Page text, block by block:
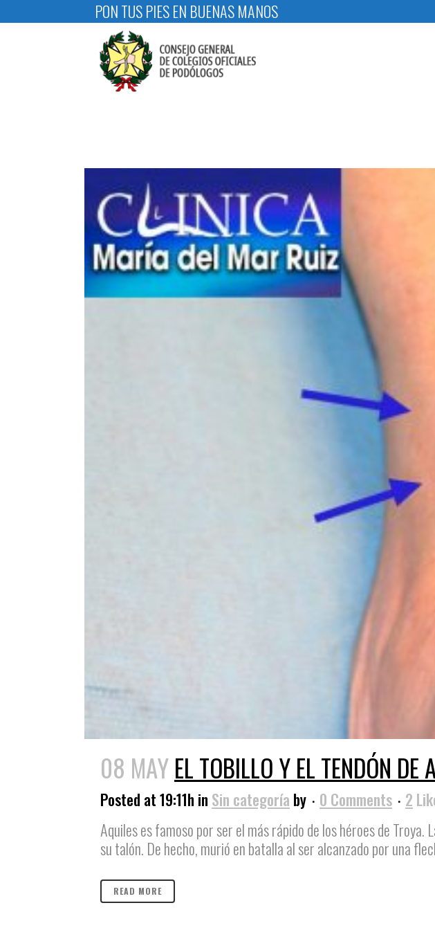
PON TUS PIES EN BUENAS MANOS
08 MAYEL TOBILLO Y EL TENDÓN DE
Posted at 19:11h in Sin categoría by 0 Comments 2
Aquiles es famoso por ser el más rápido de los héroes de
su talón. De hecho, murió en batalla al ser alcanzado por una
READ MORE